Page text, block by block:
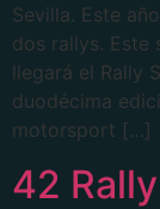
Sevilla. Este
dos rallys. Este
llegará el Rally
duodécima
motorsport […]
42